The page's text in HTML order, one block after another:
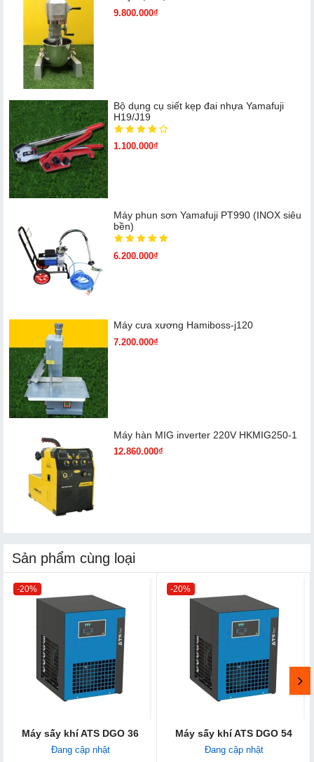
9.800.000₫
Bộ dụng cụ siết kẹp đai nhựa Yamafuji
H19/J19
1.100.000₫
Máy phun sơn Yamafuji PT990 (INOX siêu
bền)
6.200.000₫
Máy cưa xương Hamiboss-j120
7.200.000₫
Máy hàn MIG inverter 220V HKMIG250-1
12.860.000₫
Sản phẩm cùng loại
-20%
Máy sấy khí ATS DGO 36
Đang cập nhật
-20%
Máy sấy khí ATS DGO 54
Đang cập nhật